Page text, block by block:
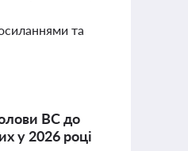
та
ВС до
у 2026 році